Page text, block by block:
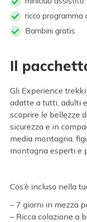
ricco programma
Bambini gratis
Il
Gli Experience
adatte a tutti, adulti
scoprire le bellezze
sicurezza e in
media montagna,
montagna esperti e
Cos’è incluso nella
– 7 giorni in mezza
– Ricca colazione a